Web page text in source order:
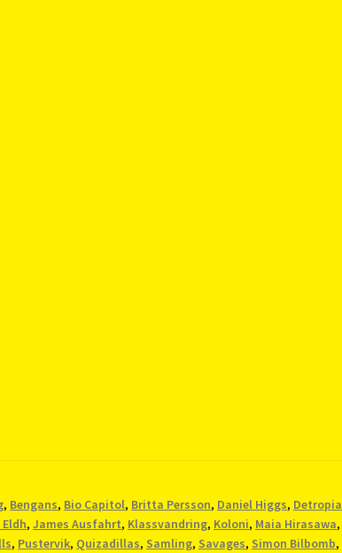
, Bengans, Bio Capitol, Britta Persson, Daniel Higgs, Detropia
,James Ausfahrt, Klassvandring, Koloni, Maia Hirasawa,
, Pustervik, Quizadillas, Samling, Savages, Simon Bilbomb,